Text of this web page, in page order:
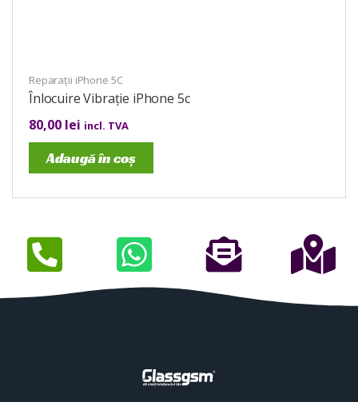
Reparații iPhone 5C
Înlocuire Vibrație iPhone 5c
80,00 lei incl. TVA
Adaugă în coș